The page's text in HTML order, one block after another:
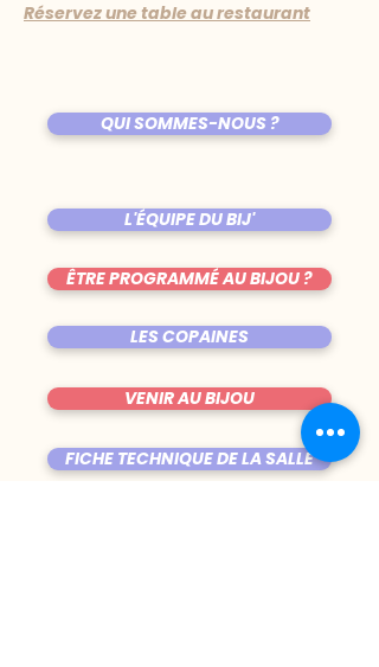
Réservez une table au restaurant
QUI SOMMES-NOUS ?
L'ÉQUIPE DU BIJ'
ÊTRE PROGRAMMÉ AU BIJOU ?
LES COPAINES
VENIR AU BIJOU
FICHE TECHNIQUE DE LA SALLE